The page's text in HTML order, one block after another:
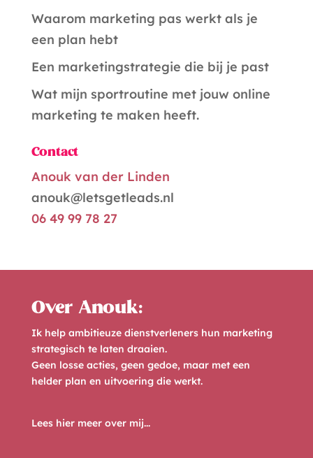
v
e
:
Waarom marketing pas werkt als je
een plan hebt
Een marketingstrategie die bij je past
Wat mijn sportroutine met jouw online
marketing te maken heeft.
Contact
Anouk van der Linden
anouk@letsgetleads.nl
06 49 99 78 27
Over Anouk:
Ik help ambitieuze dienstverleners hun marketing
strategisch te laten draaien.
Geen losse acties, geen gedoe, maar met een
helder plan en uitvoering die werkt.
Lees hier meer over mij...